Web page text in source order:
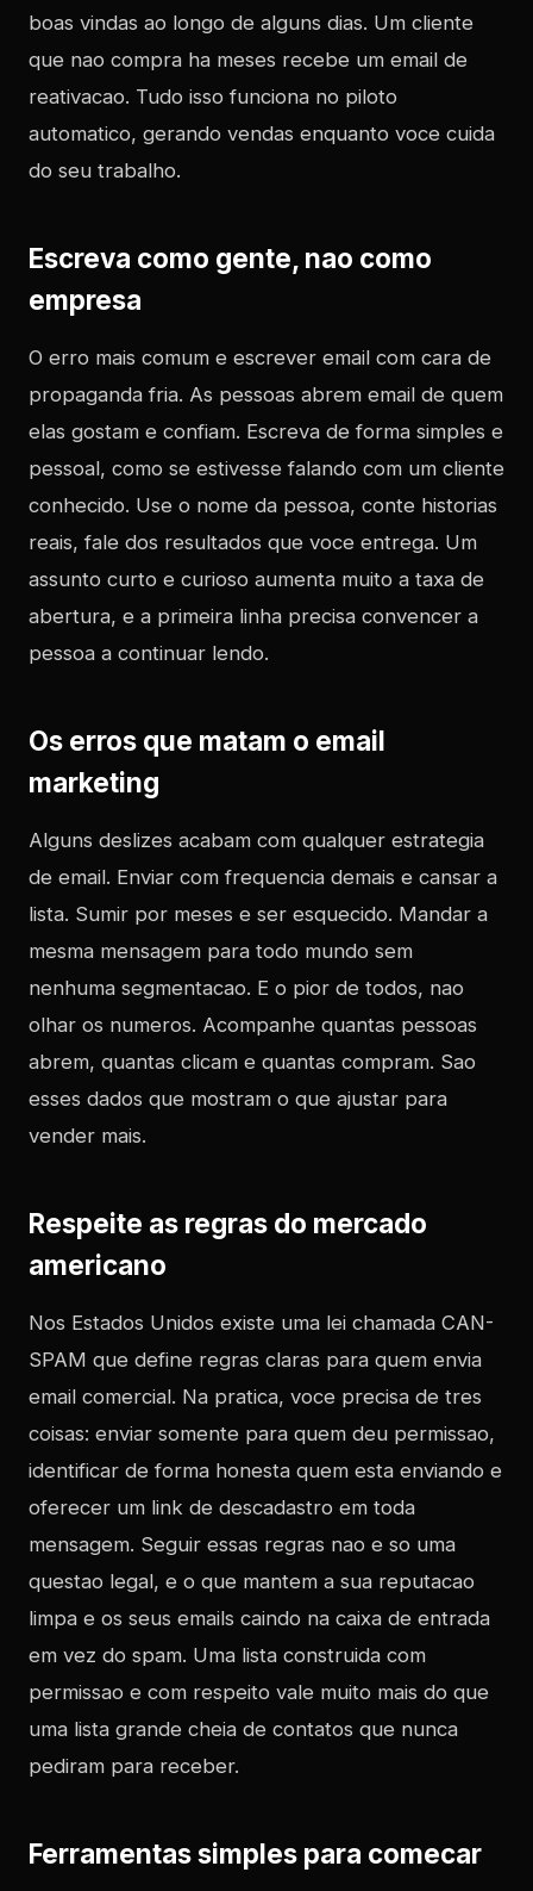
boas vindas ao longo de alguns dias. Um cliente
que nao compra ha meses recebe um email de
reativacao. Tudo isso funciona no piloto
automatico, gerando vendas enquanto voce cuida
do seu trabalho.
Escreva como gente, nao como
empresa
O erro mais comum e escrever email com cara de
propaganda fria. As pessoas abrem email de quem
elas gostam e confiam. Escreva de forma simples e
pessoal, como se estivesse falando com um cliente
conhecido. Use o nome da pessoa, conte historias
reais, fale dos resultados que voce entrega. Um
assunto curto e curioso aumenta muito a taxa de
abertura, e a primeira linha precisa convencer a
pessoa a continuar lendo.
Os erros que matam o email
marketing
Alguns deslizes acabam com qualquer estrategia
de email. Enviar com frequencia demais e cansar a
lista. Sumir por meses e ser esquecido. Mandar a
mesma mensagem para todo mundo sem
nenhuma segmentacao. E o pior de todos, nao
olhar os numeros. Acompanhe quantas pessoas
abrem, quantas clicam e quantas compram. Sao
esses dados que mostram o que ajustar para
vender mais.
Respeite as regras do mercado
americano
Nos Estados Unidos existe uma lei chamada CAN-
SPAM que define regras claras para quem envia
email comercial. Na pratica, voce precisa de tres
coisas: enviar somente para quem deu permissao,
identificar de forma honesta quem esta enviando e
oferecer um link de descadastro em toda
mensagem. Seguir essas regras nao e so uma
questao legal, e o que mantem a sua reputacao
limpa e os seus emails caindo na caixa de entrada
em vez do spam. Uma lista construida com
permissao e com respeito vale muito mais do que
uma lista grande cheia de contatos que nunca
pediram para receber.
Ferramentas simples para comecar